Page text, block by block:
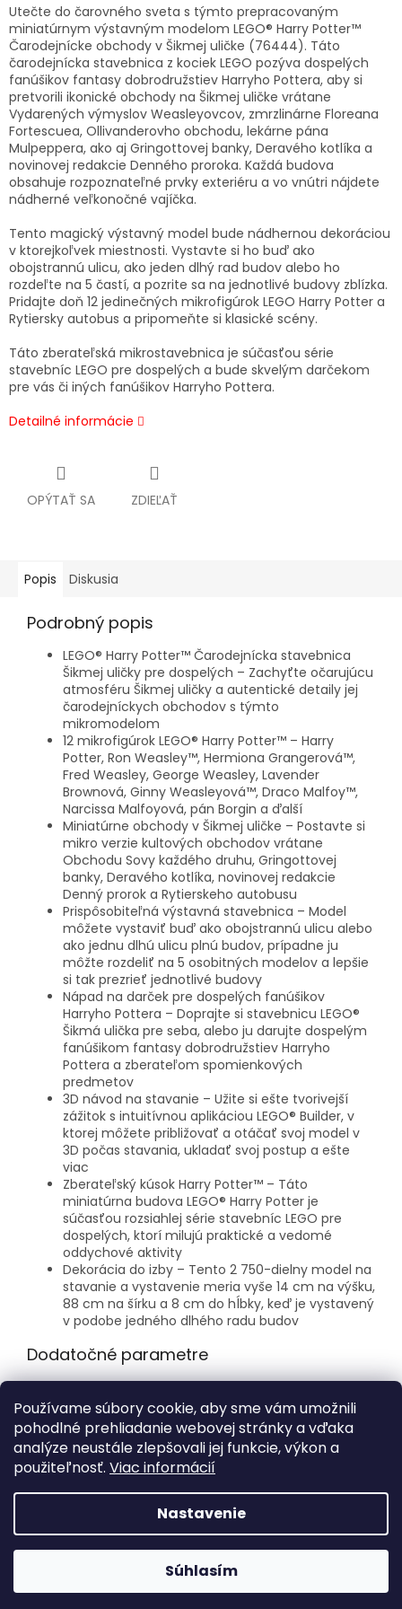
Používame súbory cookie, aby sme vám umožnili
pohodlné prehliadanie webovej stránky a vďaka
analýze neustále zlepšovali jej funkcie, výkon a
použiteľnosť. Viac informácií
Nastavenie
Súhlasím
Utečte do čarovného sveta s týmto prepracovaným
miniatúrnym výstavným modelom LEGO® Harry Potter™
Čarodejnícke obchody v Šikmej uličke (76444). Táto
čarodejnícka stavebnica z kociek LEGO pozýva dospelých
fanúšikov fantasy dobrodružstiev Harryho Pottera, aby si
pretvorili ikonické obchody na Šikmej uličke vrátane
Vydarených výmyslov Weasleyovcov, zmrzlinárne Floreana
Fortescuea, Ollivanderovho obchodu, lekárne pána
Mulpeppera, ako aj Gringottovej banky, Deravého kotlíka a
novinovej redakcie Denného proroka. Každá budova
obsahuje rozpoznateľné prvky exteriéru a vo vnútri nájdete
nádherné veľkonočné vajíčka.
Tento magický výstavný model bude nádhernou dekoráciou
v ktorejkoľvek miestnosti. Vystavte si ho buď ako
obojstrannú ulicu, ako jeden dlhý rad budov alebo ho
rozdeľte na 5 častí, a pozrite sa na jednotlivé budovy zblízka.
Pridajte doň 12 jedinečných mikrofigúrok LEGO Harry Potter a
Rytiersky autobus a pripomeňte si klasické scény.
Táto zberateľská mikrostavebnica je súčasťou série
stavebníc LEGO pre dospelých a bude skvelým darčekom
pre vás či iných fanúšikov Harryho Pottera.
Detailné informácie
OPÝTAŤ SA ZDIEĽAŤ
Popis Diskusia
Podrobný popis
LEGO® Harry Potter™ Čarodejnícka stavebnica
Šikmej uličky pre dospelých – Zachyťte očarujúcu
atmosféru Šikmej uličky a autentické detaily jej
čarodejníckych obchodov s týmto
mikromodelom
12 mikrofigúrok LEGO® Harry Potter™ – Harry
Potter, Ron Weasley™, Hermiona Grangerová™,
Fred Weasley, George Weasley, Lavender
Brownová, Ginny Weasleyová™, Draco Malfoy™,
Narcissa Malfoyová, pán Borgin a ďalší
Miniatúrne obchody v Šikmej uličke – Postavte si
mikro verzie kultových obchodov vrátane
Obchodu Sovy každého druhu, Gringottovej
banky, Deravého kotlíka, novinovej redakcie
Denný prorok a Rytierskeho autobusu
Prispôsobiteľná výstavná stavebnica – Model
môžete vystaviť buď ako obojstrannú ulicu alebo
ako jednu dlhú ulicu plnú budov, prípadne ju
môžte rozdeliť na 5 osobitných modelov a lepšie
si tak prezrieť jednotlivé budovy
Nápad na darček pre dospelých fanúšikov
Harryho Pottera – Doprajte si stavebnicu LEGO®
Šikmá ulička pre seba, alebo ju darujte dospelým
fanúšikom fantasy dobrodružstiev Harryho
Pottera a zberateľom spomienkových
predmetov
3D návod na stavanie – Užite si ešte tvorivejší
zážitok s intuitívnou aplikáciou LEGO® Builder, v
ktorej môžete približovať a otáčať svoj model v
3D počas stavania, ukladať svoj postup a ešte
viac
Zberateľský kúsok Harry Potter™ – Táto
miniatúrna budova LEGO® Harry Potter je
súčasťou rozsiahlej série stavebníc LEGO pre
dospelých, ktorí milujú praktické a vedomé
oddychové aktivity
Dekorácia do izby – Tento 2 750-dielny model na
stavanie a vystavenie meria vyše 14 cm na výšku,
88 cm na šírku a 8 cm do hĺbky, keď je vystavený
v podobe jedného dlhého radu budov
Dodatočné parametre
Počet dielikov: 2750
Vek: 18+
Vytvoril Shoptet
FORBIK.SK. Všetky práva vyhradené.